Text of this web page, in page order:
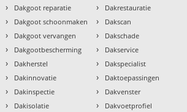
› Dakgoot reparatie
› Dakgoot schoonmaken
› Dakgoot vervangen
› Dakgootbescherming
› Dakherstel
› Dakinnovatie
› Dakinspectie
› Dakisolatie
› Dakrestauratie
› Dakscan
› Dakschade
› Dakservice
› Dakspecialist
› Daktoepassingen
› Dakvenster
› Dakvoetprofiel